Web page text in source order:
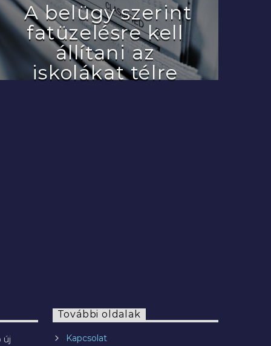
A belügy szerint
fatüzelésre kell
állítani az
iskolákat télre
új
További oldalak
Kapcsolat